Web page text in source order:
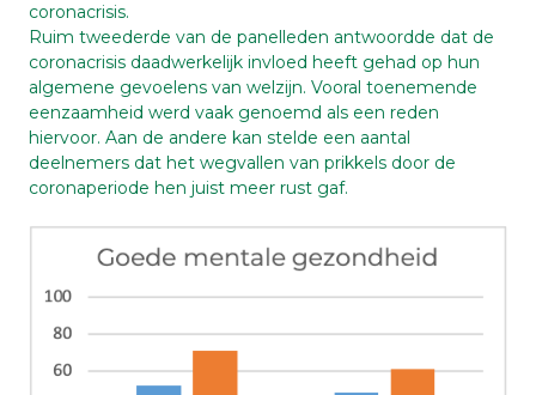
coronacrisis.
Ruim tweederde van de panelleden antwoordde dat de
coronacrisis daadwerkelijk invloed heeft gehad op hun
algemene gevoelens van welzijn. Vooral toenemende
eenzaamheid werd vaak genoemd als een reden
hiervoor. Aan de andere kan stelde een aantal
deelnemers dat het wegvallen van prikkels door de
coronaperiode hen juist meer rust gaf.